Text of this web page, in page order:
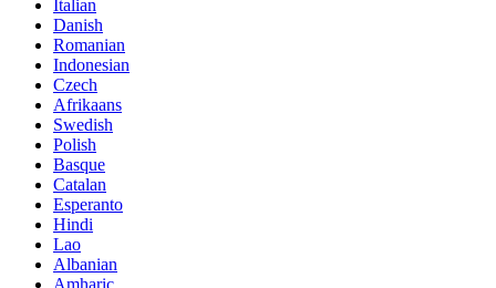
Italian
Danish
Romanian
Indonesian
Czech
Afrikaans
Swedish
Polish
Basque
Catalan
Esperanto
Hindi
Lao
Albanian
Amharic